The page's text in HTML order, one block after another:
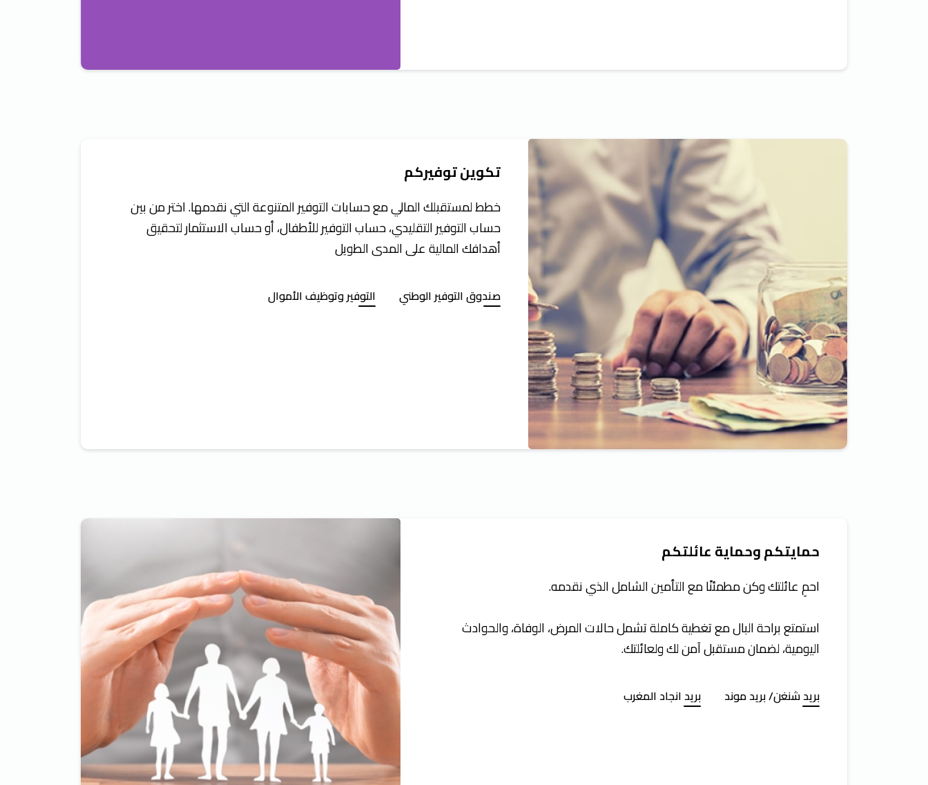
تكوين توفيركم
خطط لمستقبلك المالي مع حسابات التوفير المتنوعة التي نقدمها. اختر من بين
حساب التوفير التقليدي، حساب التوفير للأطفال، أو حساب الاستثمار لتحقيق
أهدافك المالية على المدى الطويل
صندوق التوفير الوطني التوفير وتوظيف الأموال
حمايتكم وحماية عائلتكم
احمِ عائلتك وكن مطمئنًا مع التأمين الشامل الذي نقدمه.
استمتع براحة البال مع تغطية كاملة تشمل حالات المرض، الوفاة، والحوادث
اليومية، لضمان مستقبل آمن لك ولعائلتك.
بريد شنغن/ بريد موند بريد انجاد المغرب